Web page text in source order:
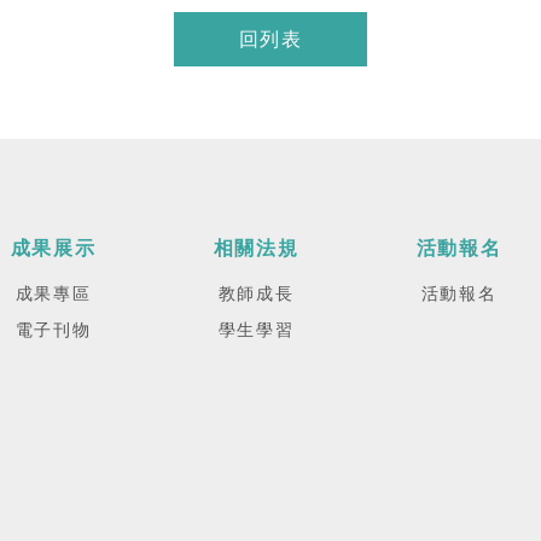
回列表
成果展示
成果專區
電子刊物
相關法規
教師成長
學生學習
活動報名
活動報名